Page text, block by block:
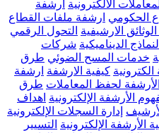
الالكترونية ارشفة
الحكومي ارشفة ملفات القطاع
الوثائق الارشيفية التحول الرقمي
الديناميكية شركات
خدمات المسح الضوئي طرق
كيفية الارشفة ارشفة
لحفظ المعاملات طرق
الأرشفة الإلكترونية اهداف
إدارة السجلات الإلكترونية
الأرشفة الإلكترونية التسيير